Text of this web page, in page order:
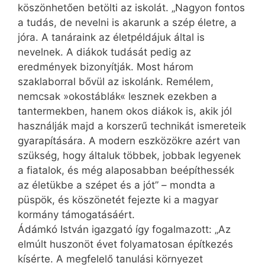
köszönhetően betölti az iskolát. „Nagyon fontos
a tudás, de nevelni is akarunk a szép életre, a
jóra. A tanáraink az életpéldájuk által is
nevelnek. A diákok tudását pedig az
eredmények bizonyítják. Most három
szaklaborral bővül az iskolánk. Remélem,
nemcsak »okostáblák« lesznek ezekben a
tantermekben, hanem okos diákok is, akik jól
használják majd a korszerű technikát ismereteik
gyarapítására. A modern eszközökre azért van
szükség, hogy általuk többek, jobbak legyenek
a fiatalok, és még alaposabban beépíthessék
az életükbe a szépet és a jót” – mondta a
püspök, és köszönetét fejezte ki a magyar
kormány támogatásáért.
Ádámkó István igazgató így fogalmazott: „Az
elmúlt huszonöt évet folyamatosan építkezés
kísérte. A megfelelő tanulási környezet